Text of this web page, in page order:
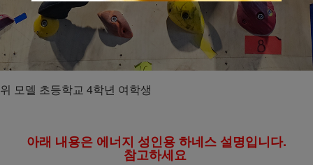
위 모델 초등학교 4학년 여학생
아래 내용은 에너지 성인용 하네스 설명입니다.
참고하세요